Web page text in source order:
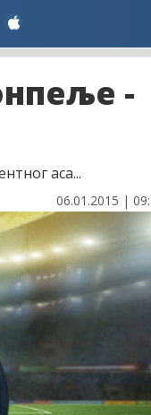
-
аса...
06.01.2015 |